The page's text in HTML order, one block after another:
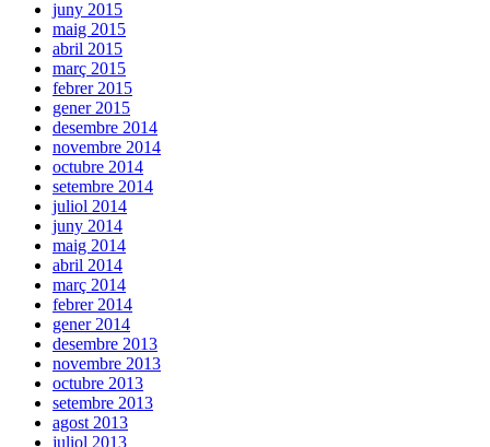
juny 2015
maig 2015
abril 2015
març 2015
febrer 2015
gener 2015
desembre 2014
novembre 2014
octubre 2014
setembre 2014
juliol 2014
juny 2014
maig 2014
abril 2014
març 2014
febrer 2014
gener 2014
desembre 2013
novembre 2013
octubre 2013
setembre 2013
agost 2013
juliol 2013